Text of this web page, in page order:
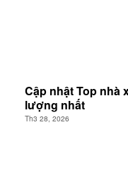
Cập nhật Top nhà
lượng nhất
Th3 28, 2026